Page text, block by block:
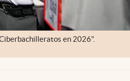
en 2026".